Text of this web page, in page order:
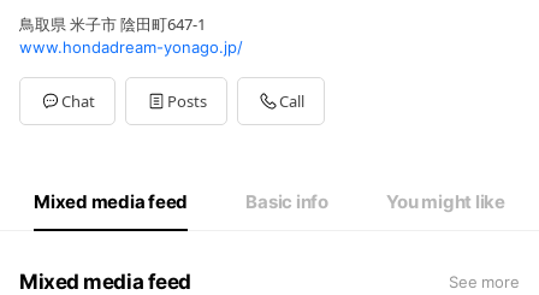
鳥取県 米子市 陰田町647-1
www.hondadream-yonago.jp/
Chat Posts Call
Mixed media feed Basic info You might like
Mixed media feed See more